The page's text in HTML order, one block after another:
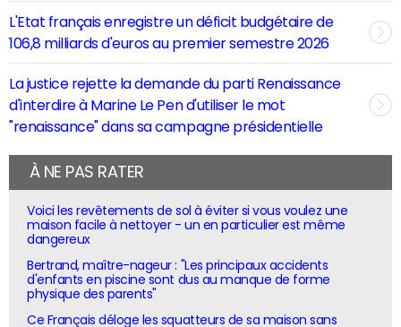
L'Etat français enregistre un déficit budgétaire de
106,8 milliards d'euros au premier semestre 2026
La justice rejette la demande du parti Renaissance
d'interdire à Marine Le Pen d'utiliser le mot
"renaissance" dans sa campagne présidentielle
À NE PAS RATER
Voici les revêtements de sol à éviter si vous voulez une
maison facile à nettoyer - un en particulier est même
dangereux
Bertrand, maître-nageur : "Les principaux accidents
d'enfants en piscine sont dus au manque de forme
physique des parents"
Ce Français déloge les squatteurs de sa maison sans